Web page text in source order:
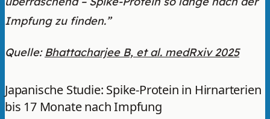
Impfung zu finden.”
Quelle:Bhattacharjee B, et al. medRxiv 2025
Japanische Studie: Spike-Protein in Hirnarterien
bis 17 Monate nach Impfung